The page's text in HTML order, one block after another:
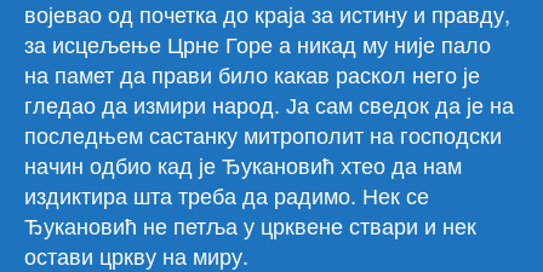
војевао од почетка до краја за истину и правду,
за исцељење Црне Горе а никад му није пало
на памет да прави било какав раскол него је
гледао да измири народ. Ја сам сведок да је на
последњем састанку митрополит на господски
начин одбио кад је Ђукановић хтео да нам
издиктира шта треба да радимо. Нек се
Ђукановић не петља у црквене ствари и нек
остави цркву на миру.